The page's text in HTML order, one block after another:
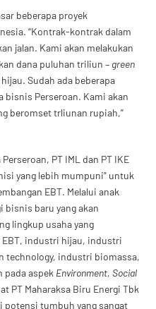
beberapa proyek
“Kontrak-kontrak dalam
jalan. Kami akan melakukan
dana puluhan triliun – green
Sudah ada beberapa
bisnis Perseroan. Kami akan
beromset trliunan rupiah,”
PT IML dan PT IKE
yang lebih mumpuni” untuk
EBT. Melalui anak
bisnis baru yang akan
lingkup usaha yang
EBT, industri hijau, industri
industri biomassa,
pada aspek Environment, Social
PT Maharaksa Biru Energi Tbk
potensi tumbuh yang sangat